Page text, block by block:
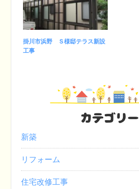
掛川市浜野 Ｓ様邸テラス新設
工事
カテゴリー
新築
リフォーム
住宅改修工事